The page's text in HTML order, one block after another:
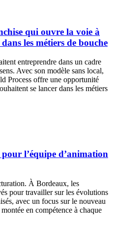
qui ouvre la voie à
les métiers de bouche
entreprendre dans un cadre
Avec son modèle sans local,
Process offre une opportunité
se lancer dans les métiers
l’équipe d’animation
À Bordeaux, les
pour travailler sur les évolutions
avec un focus sur le nouveau
en compétence à chaque